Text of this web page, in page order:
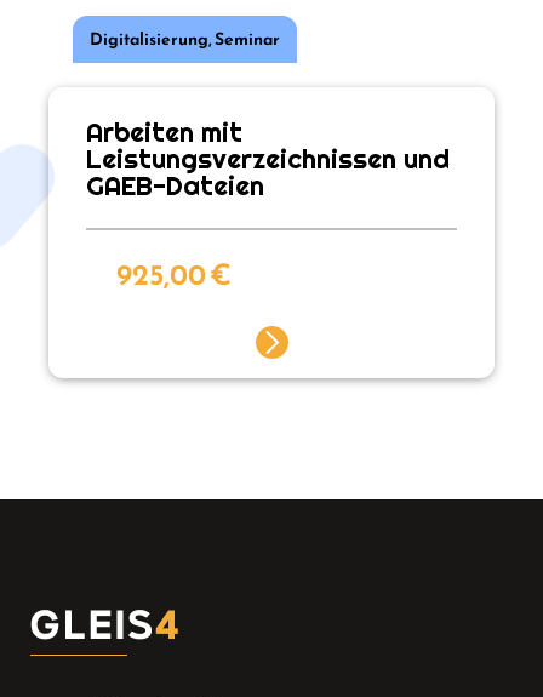
Digitalisierung,Seminar
Arbeiten mit
Leistungsverzeichnissen und
GAEB-Dateien
925,00€